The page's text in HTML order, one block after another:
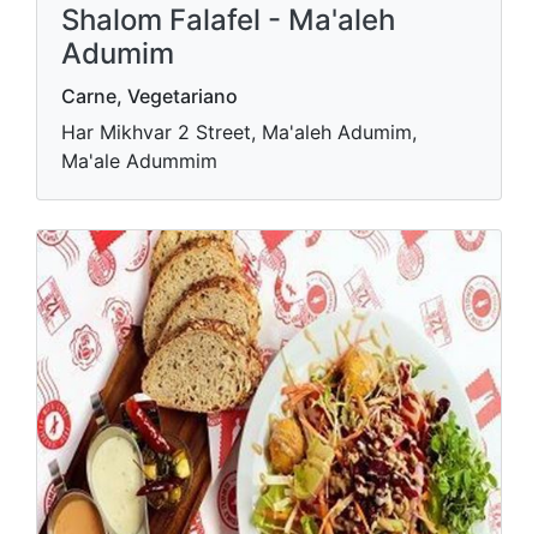
Shalom Falafel - Ma'aleh
Adumim
Carne, Vegetariano
Har Mikhvar 2 Street, Ma'aleh Adumim,
Ma'ale Adummim